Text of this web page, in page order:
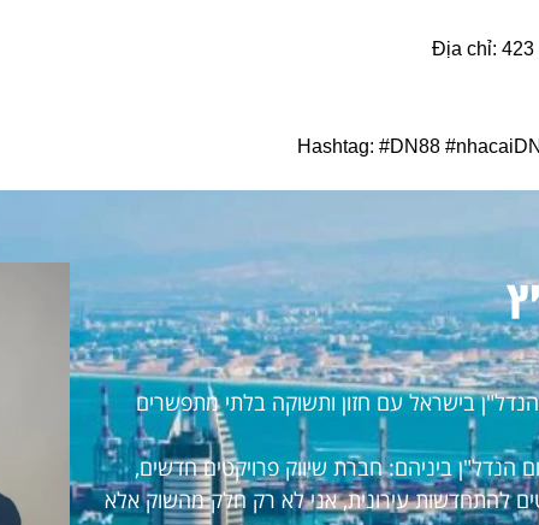
Địa chỉ: 423
Hashtag: #DN88
הנדל"ן בישראל עם חזון ותשוקה בלתי מתפשרים
ביניהם: חברת שיווק פרויקטים חדשים,
להתחדשות עירונית, אני לא רק חלק מהשוק אלא